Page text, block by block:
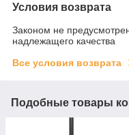
Условия возврата
Законом не
надлежащего качества
Все условия возврата
Подобные товары